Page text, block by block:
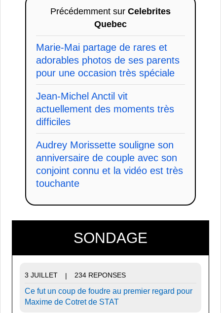
Précédemment sur Celebrites
Quebec
Marie-Mai partage de rares et
adorables photos de ses parents
pour une occasion très spéciale
Jean-Michel Anctil vit
actuellement des moments très
difficiles
Audrey Morissette souligne son
anniversaire de couple avec son
conjoint connu et la vidéo est très
touchante
SONDAGE
3 JUILLET | 234 REPONSES
Ce fut un coup de foudre au premier regard pour
Maxime de Cotret de STAT